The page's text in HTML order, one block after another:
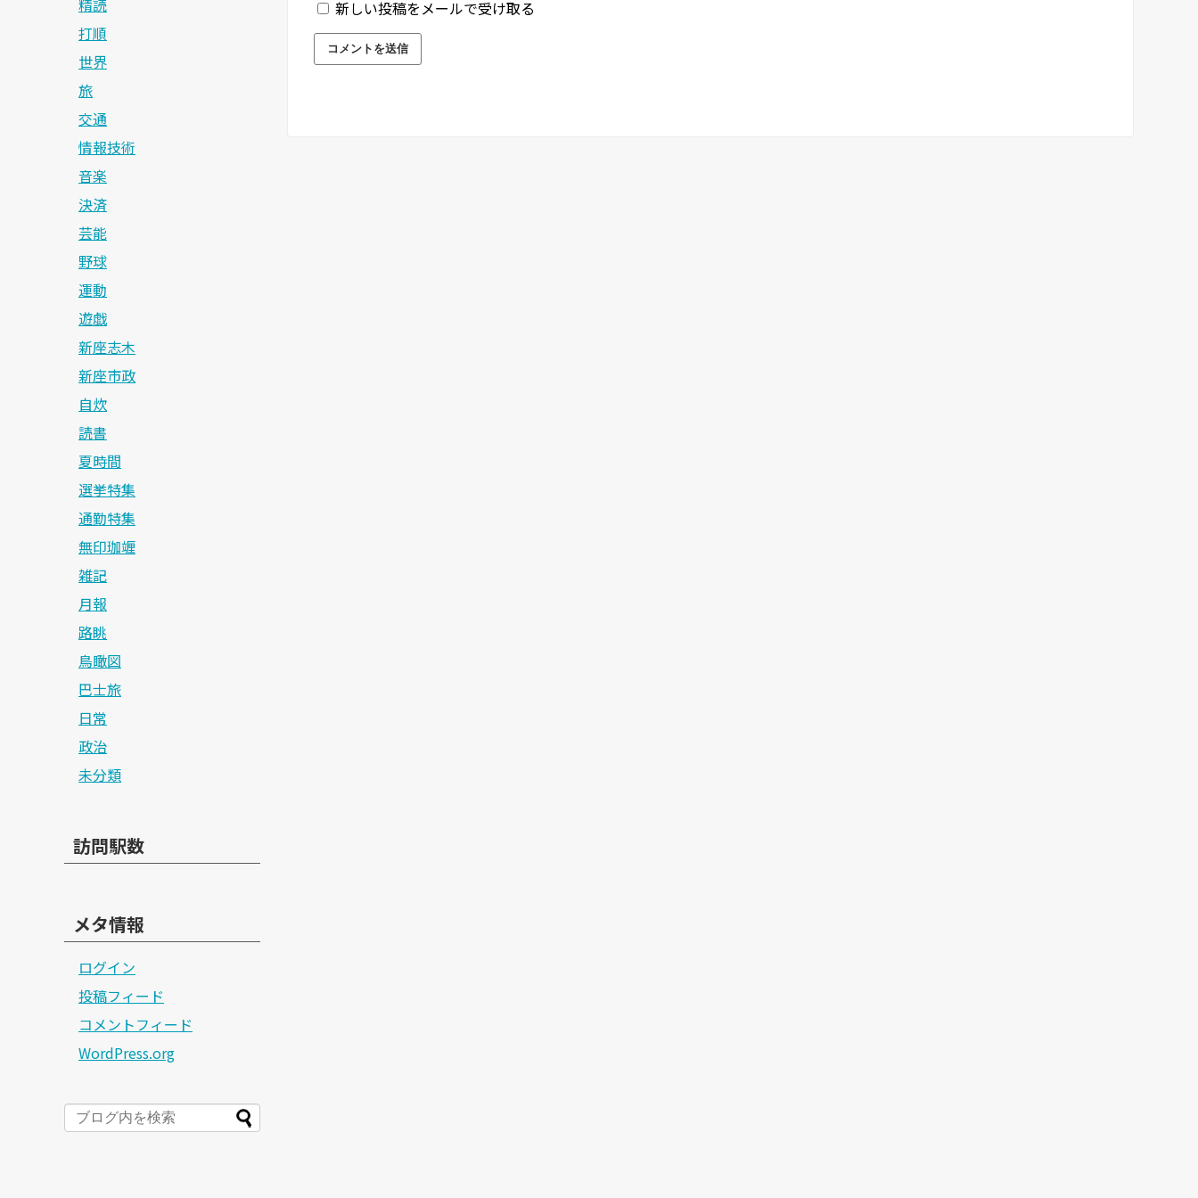
新しい投稿をメールで受け取る
精読
打順
世界
旅
交通
情報技術
音楽
決済
芸能
野球
運動
遊戯
新座志木
新座市政
自炊
読書
夏時間
選挙特集
通勤特集
無印珈竰
雑記
月報
路眺
鳥瞰図
巴士旅
日常
政治
未分類
訪問駅数
メタ情報
ログイン
投稿フィード
コメントフィード
WordPress.org